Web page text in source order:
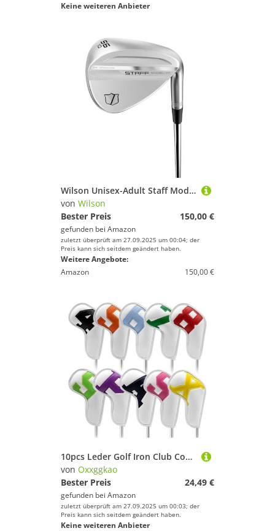
Keine weiteren Anbieter
Wilson Unisex-Adult Staff Model Wedge ZM HT, Farbe, No Size
von Wilson
Bester Preis
150,00 €
gefunden bei Amazon
zuletzt überprüft am 27.09.2025 um 00:04; der
Preis kann sich seitdem geändert haben.
Weitere Angebote:
Amazon
150,00 €
10pcs Leder Golf Iron Club Cover Wedges Iron Club Schutzputterputterschutzzubehör Einfach Zu Verwendende Lederkopfabdeckungen Für Den Fahrer
von Oxxggkao
Bester Preis
24,49 €
gefunden bei Amazon
zuletzt überprüft am 27.09.2025 um 00:03; der
Preis kann sich seitdem geändert haben.
Keine weiteren Anbieter